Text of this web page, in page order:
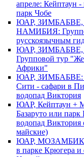
апреле: Кейптаун
парк Чобе
ЮАР,
НАМИБИЯ:
русскоязычным
ЮАР,
Групповой тур
Африки"
ЮАР, ЗИМБАБВЕ:
Сити - сафари в
водопад Виктория
ЮАР, Кейптаун +
Базаруто или
водопад Виктория
майские)
ЮАР, МОЗАМБИК:
в парке Крюгера и